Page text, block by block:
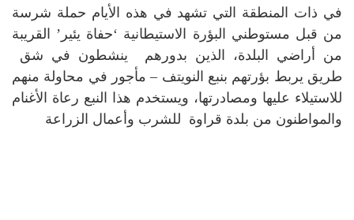
في ذات المنطقة التي تشهد في هذه الأيام حملة شرسة
من قبل مستوطني البؤرة الاستيطانية ‘حفاة يئير’ القريبة
من أراضي البلدة، الذين بدورهم ينشطون في شق
طريق يربط بؤرتهم بنبع النويتف – مأجور في محاولة منهم
للاستيلاء عليها ومصادرتها، ويستخدم هذا النبع رعاة الأغنام
والمواطنون من بلدة قراوة للشرب وأعمال الزراعة